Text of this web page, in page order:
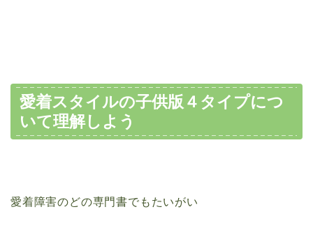
愛着スタイルの子供版４タイプにつ
いて理解しよう
愛着障害のどの専門書でもたいがい